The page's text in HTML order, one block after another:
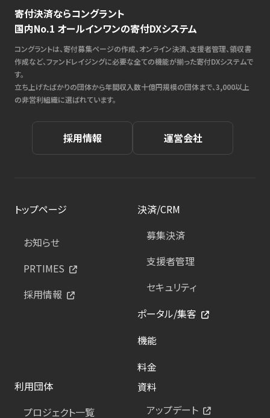
寄付決済ならコングラント
国内No.1 オールインワンの寄付DXシステム
コングラントは、寄付募集ページの作成、オンライン決済、支援者管理、領収書
作成など、ファンドレイジングに必要な全ての機能が揃った寄付DXシステムで
す。
立ち上げたばかりの団体から年間収入数十億円規模の団体まで、3,000以上
の非営利組織に選ばれています。
採用情報 運営会社
トップページ
お知らせ
PRTIMES
採用情報
決済/CRM
募集決済
支援者管理
セキュリティ
ポータル/集客
機能
料金
利用団体
プロジェクト一覧
資料
アップデート